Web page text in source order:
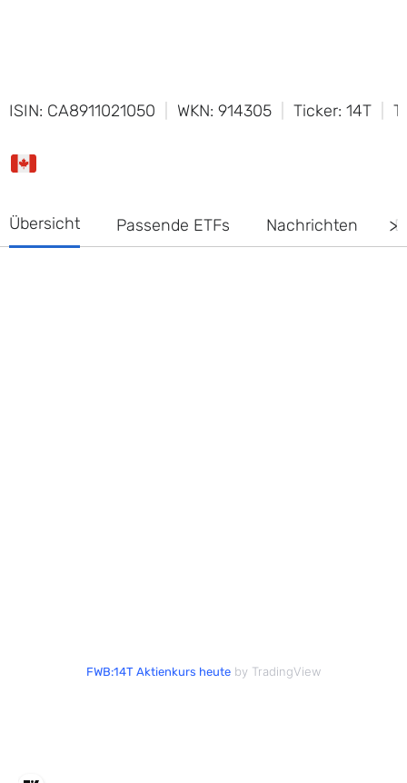
ISIN: CA8911021050 WKN: 914305 Ticker: 14T
Übersicht Passende ETFs Nachrichten
FWB:14T Aktienkurs heute by TradingView